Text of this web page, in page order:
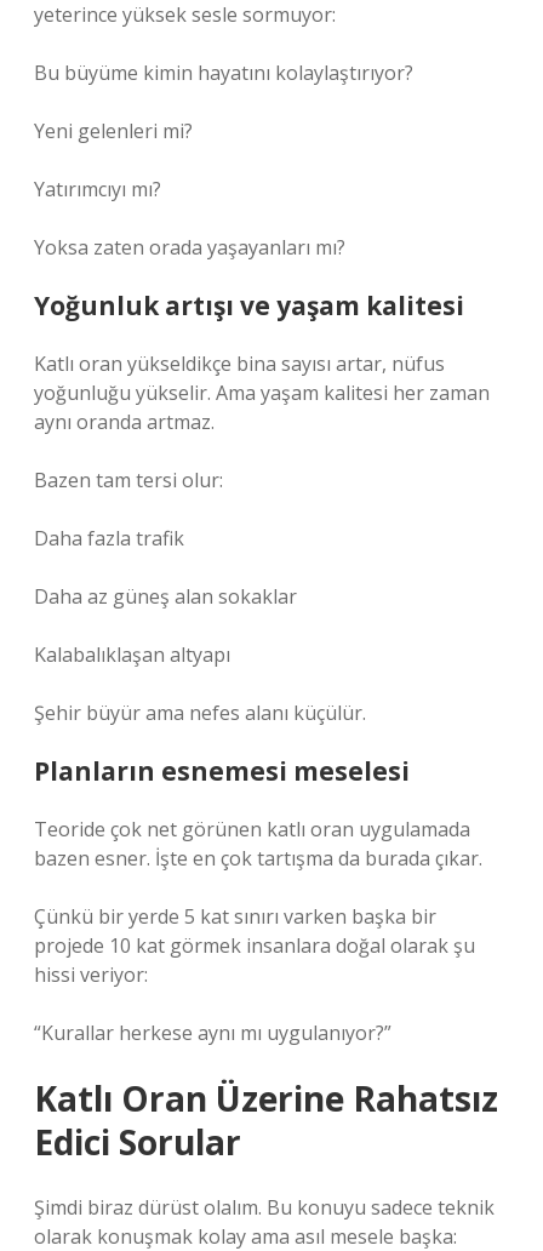
yeterince yüksek sesle sormuyor:
Bu büyüme kimin hayatını kolaylaştırıyor?
Yeni gelenleri mi?
Yatırımcıyı mı?
Yoksa zaten orada yaşayanları mı?
Yoğunluk artışı ve yaşam kalitesi
Katlı oran yükseldikçe bina sayısı artar, nüfus
yoğunluğu yükselir. Ama yaşam kalitesi her zaman
aynı oranda artmaz.
Bazen tam tersi olur:
Daha fazla trafik
Daha az güneş alan sokaklar
Kalabalıklaşan altyapı
Şehir büyür ama nefes alanı küçülür.
Planların esnemesi meselesi
Teoride çok net görünen katlı oran uygulamada
bazen esner. İşte en çok tartışma da burada çıkar.
Çünkü bir yerde 5 kat sınırı varken başka bir
projede 10 kat görmek insanlara doğal olarak şu
hissi veriyor:
“Kurallar herkese aynı mı uygulanıyor?”
Katlı Oran Üzerine Rahatsız
Edici Sorular
Şimdi biraz dürüst olalım. Bu konuyu sadece teknik
olarak konuşmak kolay ama asıl mesele başka: